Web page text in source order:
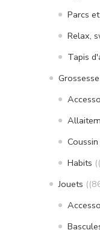
Parcs
Relax,
Tapis
Grossesse
Habits
Jouets